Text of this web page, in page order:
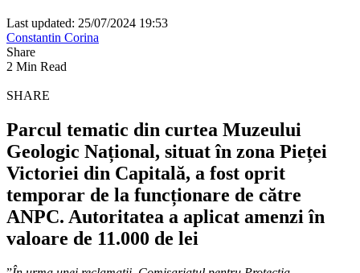
Last updated: 25/07/2024 19:53
Constantin Corina
Share
2 Min Read
SHARE
Parcul tematic din curtea Muzeului
Geologic Național, situat în zona Pieței
Victoriei din Capitală, a fost oprit
temporar de la funcționare de către
ANPC. Autoritatea a aplicat amenzi în
valoare de 11.000 de lei